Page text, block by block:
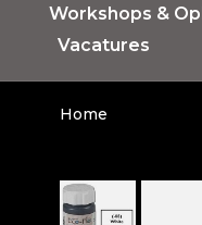
Workshops &
Vacatures
Home